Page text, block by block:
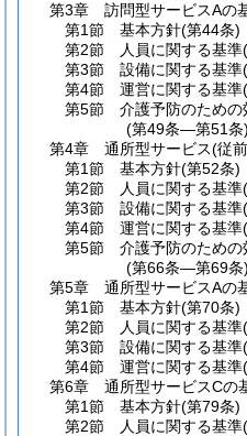
第3章
訪問型サービスAの
第1節
基本方針(第44条)
第2節
人員に関する基準
第3節
設備に関する基準
第4節
運営に関する基準
第5節
介護予防のため
(第49条―第51条)
第4章
通所型サービス(従
第1節
基本方針(第52条)
第2節
人員に関する基準
第3節
設備に関する基準
第4節
運営に関する基準
第5節
介護予防のため
(第66条―第69条)
第5章
通所型サービスAの
第1節
基本方針(第70条)
第2節
人員に関する基準
第3節
設備に関する基準
第4節
運営に関する基準
第6章
通所型サービスCの
第1節
基本方針(第79条)
第2節
人員に関する基準